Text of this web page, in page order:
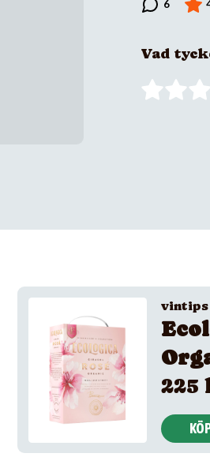
Vad
vintips
225